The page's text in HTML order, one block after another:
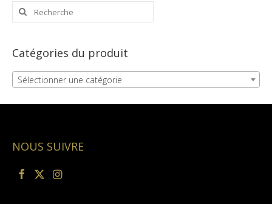
Rechercher
Catégories du produit
Sélectionner une catégorie
NOUS SUIVRE